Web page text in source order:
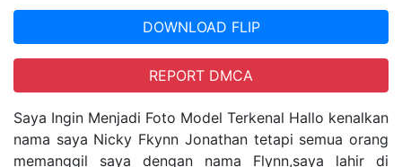
DOWNLOAD FLIP
REPORT DMCA
Saya Ingin Menjadi Foto Model Terkenal Hallo kenalkan
nama saya Nicky Fkynn Jonathan tetapi semua orang
memanggil saya dengan nama Flynn,saya lahir di